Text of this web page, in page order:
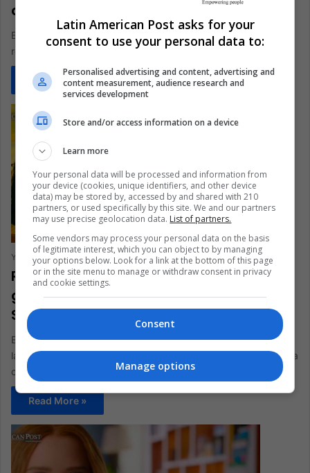
ascenso de una leyenda animada
El último trabajo animado de Dreamworks no ha dejado de
recibir elogios de críticos especializados y de la audiencia en…
Read More »
Yolanda González Madrid February 9, 2023 0 222
Reseña de “Llaman a la Puerta”: Otra
grandiosa apuesta creativa de M. Night
Shyamalan
Entretenida, fascinante, terrorífica e inquietante. Así describen
la nueva obra del director M. Night Shyamalan que se proyecta
como uno…
Read More »
Latin American Post asks for your
consent to use your personal data to:
Personalised advertising and content, advertising and
content measurement, audience research and
services development
Store and/or access information on a device
Learn more
Your personal data will be processed and information from
your device (cookies, unique identifiers, and other device
data) may be stored by, accessed by and shared with 210
partners, or used specifically by this site. We and our partners
may use precise geolocation data. List of partners.
Some vendors may process your personal data on the basis
of legitimate interest, which you can object to by managing
your options below. Look for a link at the bottom of this page
or in the site menu to manage or withdraw consent in privacy
and cookie settings.
Consent
Manage options